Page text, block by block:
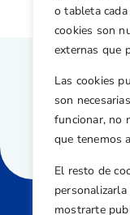
o tableta
cookies son
externas que
Las cookies
son
funcionar, no
que tenemos
El resto de
mostrarte